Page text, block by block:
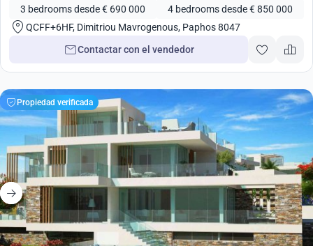
3 bedrooms desde € 690 000
4 bedrooms desde € 850 000
QCFF+6HF, Dimitriou Mavrogenous, Paphos 8047
Contactar con el vendedor
Propiedad verificada